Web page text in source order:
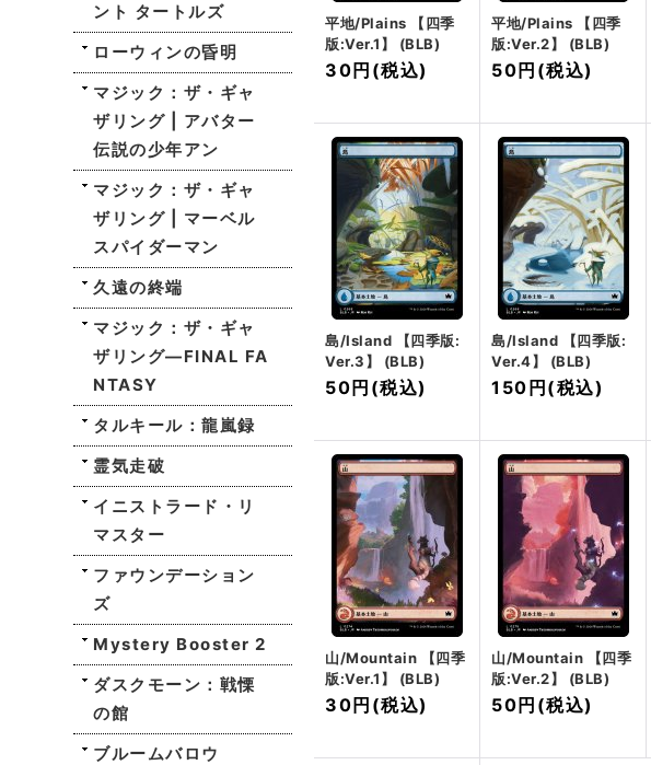
ント タートルズ
ローウィンの昏明
マジック：ザ・ギャ
ザリング | アバター
伝説の少年アン
マジック：ザ・ギャ
ザリング | マーベル
スパイダーマン
久遠の終端
マジック：ザ・ギャ
ザリング—FINAL FA
NTASY
タルキール：龍嵐録
霊気走破
イニストラード・リ
マスター
ファウンデーション
ズ
Mystery Booster 2
ダスクモーン：戦慄
の館
ブルームバロウ
平地/Plains 【四季
版:Ver.1】 (BLB)
30円 (税込)
平地/Plains 【四季
版:Ver.2】 (BLB)
50円 (税込)
島/Island 【四季版:
Ver.3】 (BLB)
50円 (税込)
島/Island 【四季版:
Ver.4】 (BLB)
150円 (税込)
山/Mountain 【四季
版:Ver.1】 (BLB)
30円 (税込)
山/Mountain 【四季
版:Ver.2】 (BLB)
50円 (税込)